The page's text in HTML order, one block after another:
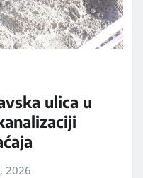
ulica u
2026